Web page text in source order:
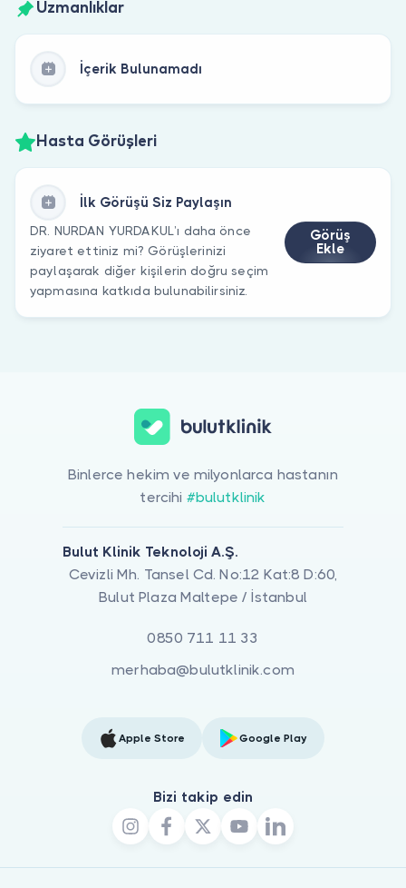
Uzmanlıklar
İçerik Bulunamadı
Hasta Görüşleri
İlk Görüşü Siz Paylaşın
DR. NURDAN YURDAKUL’ı daha önce
ziyaret ettiniz mi? Görüşlerinizi
paylaşarak diğer kişilerin doğru seçim
yapmasına katkıda bulunabilirsiniz.
Görüş
Ekle
Binlerce hekim ve milyonlarca hastanın
tercihi #bulutklinik
Bulut Klinik Teknoloji A.Ş.
Cevizli Mh. Tansel Cd. No:12 Kat:8 D:60,
Bulut Plaza Maltepe / İstanbul
0850 711 11 33
merhaba@bulutklinik.com
Apple Store Google Play
Bizi takip edin